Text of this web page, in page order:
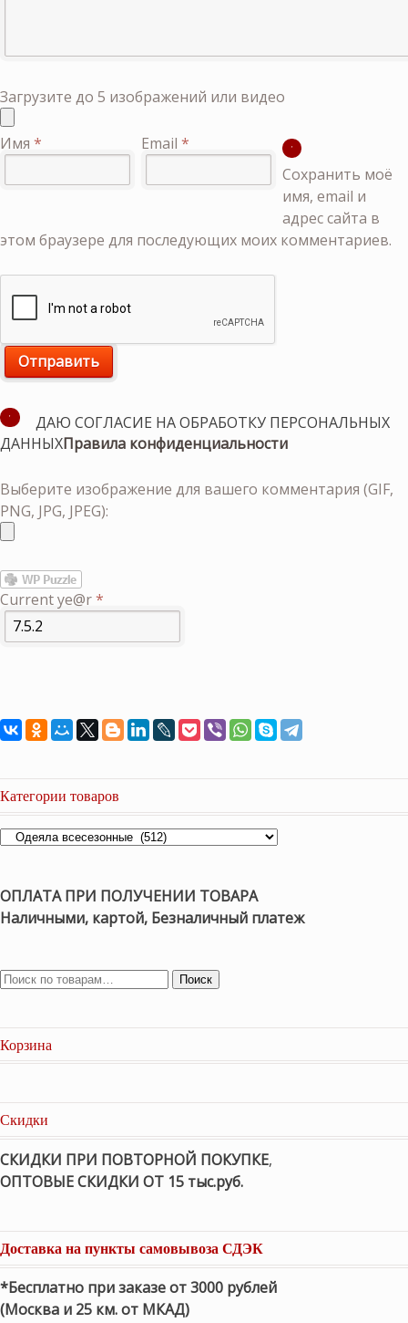
Загрузите до 5 изображений или видео
Имя * Email *
Сохранить моё
имя, email и
адрес сайта в
этом браузере для последующих моих комментариев.
ДАЮ СОГЛАСИЕ НА ОБРАБОТКУ ПЕРСОНАЛЬНЫХ
ДАННЫХПравила конфиденциальности
Выберите изображение для вашего комментария (GIF,
PNG, JPG, JPEG):
Current ye@r*
Категории товаров
ОПЛАТА ПРИ ПОЛУЧЕНИИ ТОВАРА
Наличными, картой, Безналичный платеж
Поиск
Корзина
Скидки
СКИДКИ ПРИ ПОВТОРНОЙ ПОКУПКЕ,
ОПТОВЫЕ СКИДКИ ОТ 15 тыс.руб.
Доставка на пункты самовывоза СДЭК
*Бесплатно при заказе от 3000 рублей
(Москва и 25 км. от МКАД)